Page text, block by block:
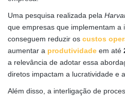
Uma pesquisa realizada pela
que empresas que implementam a
conseguem reduzir os custos
aumentar a produtividade em até
a relevância de adotar essa
diretos impactam a lucratividade e
Além disso, a interligação de